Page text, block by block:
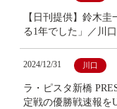
【日刊提供】鈴木
る1年でした」／川口
2024/12/31 川口
ラ・ピスタ新橋
定戦の優勝戦速報を